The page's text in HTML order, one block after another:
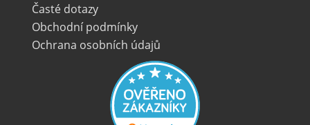
Časté dotazy
Obchodní podmínky
Ochrana osobních údajů